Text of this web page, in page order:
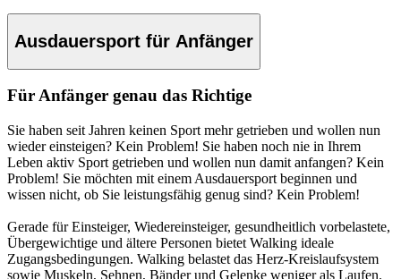
Ausdauersport für Anfänger
Für Anfänger genau das Richtige
Sie haben seit Jahren keinen Sport mehr getrieben und wollen nun
wieder einsteigen? Kein Problem! Sie haben noch nie in Ihrem
Leben aktiv Sport getrieben und wollen nun damit anfangen? Kein
Problem! Sie möchten mit einem Ausdauersport beginnen und
wissen nicht, ob Sie leistungsfähig genug sind? Kein Problem!
Gerade für Einsteiger, Wiedereinsteiger, gesundheitlich vorbelastete,
Übergewichtige und ältere Personen bietet Walking ideale
Zugangsbedingungen. Walking belastet das Herz-Kreislaufsystem
sowie Muskeln, Sehnen, Bänder und Gelenke weniger als Laufen.